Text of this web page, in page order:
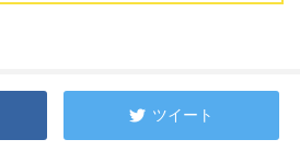
ツイート